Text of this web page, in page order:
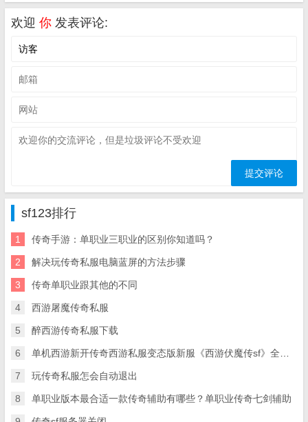
欢迎 你 发表评论:
sf123排行
1 传奇手游：单职业三职业的区别你知道吗？
2 解决玩传奇私服电脑蓝屏的方法步骤
3 传奇单职业跟其他的不同
4 西游屠魔传奇私服
5 醉西游传奇私服下载
6 单机西游新开传奇西游私服变态版新服《西游伏魔传sf》全新地图 君王之路SF》无战力限制 大品牌独家
7 玩传奇私服怎会自动退出
8 单职业版本最合适一款传奇辅助有哪些？单职业传奇七剑辅助